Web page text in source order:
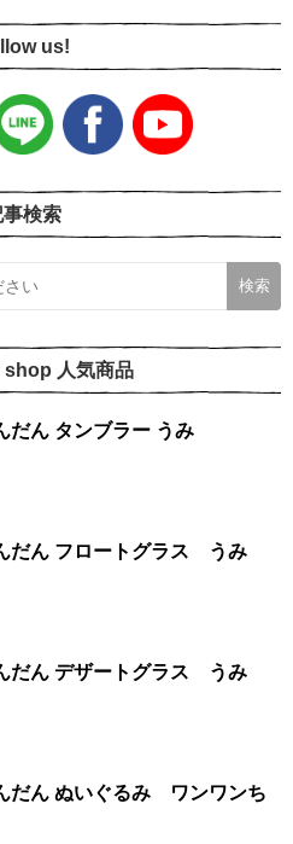
us!
事検索
人気商品
ノラネコぐんだん タンブラー うみ
ノラネコぐんだん フロートグラス うみ
ノラネコぐんだん デザートグラス うみ
だん ぬいぐるみ ワンワンち